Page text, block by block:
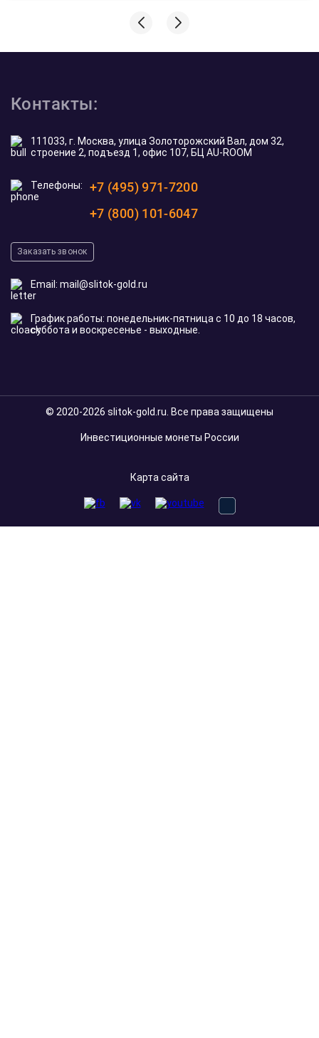
Контакты:
111033, г. Москва, улица Золоторожский Вал, дом 32,
строение 2, подъезд 1, офис 107, БЦ AU-ROOM
Телефоны:
+7 (495) 971-7200
+7 (800) 101-6047
Заказать звонок
Email: mail@slitok-gold.ru
График работы: понедельник-пятница с 10 до 18 часов,
суббота и воскресенье - выходные.
© 2020-2026 slitok-gold.ru. Все права защищены
Инвестиционные монеты России
Карта сайта